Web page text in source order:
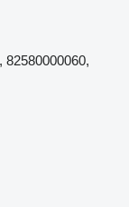
82580000060,